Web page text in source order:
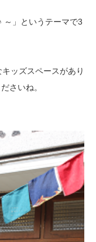
～」というテーマで3
ッズスペースがあり
さいね。